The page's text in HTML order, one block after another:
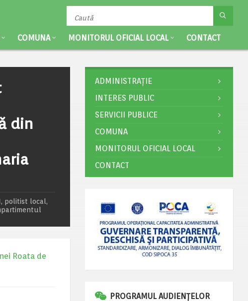
COMUNA MONITORUL OFICIAL LOCAL CONTACT
din
politist local,
Roata de
ADMINISTRAȚIE
INTERES PUBLIC
SERVICII PUBLICE
COMUNA
MONITORUL OFICIAL LOCAL
CONTACT
PROGRAMUL AUDIENȚELOR